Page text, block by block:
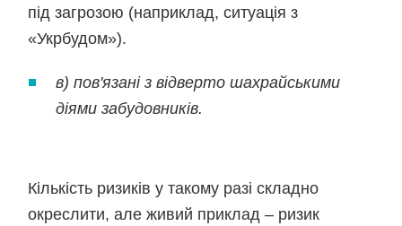
під загрозою (наприклад, ситуація з
«Укрбудом»).
в) пов'язані з відверто шахрайськими
діями забудовників.
Кількість ризиків у такому разі складно
окреслити, але живий приклад – ризик